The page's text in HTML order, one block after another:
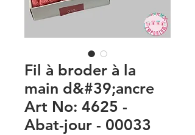
Fil à broder à la
main d&#39;ancre
Art No: 4625 -
Abat-jour - 00033